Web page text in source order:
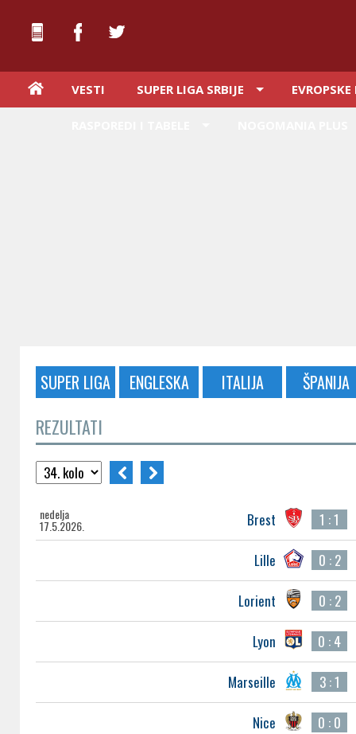
VESTI SUPER LIGA SRBIJE EVROPSKE
SUPER LIGA ENGLESKA ITALIJA ŠPANIJA
REZULTATI
nedelja
17.5.2026. Brest 1 : 1
Lille 0 : 2
Lorient 0 : 2
Lyon 0 : 4
Marseille 3 : 1
Nice 0 : 0